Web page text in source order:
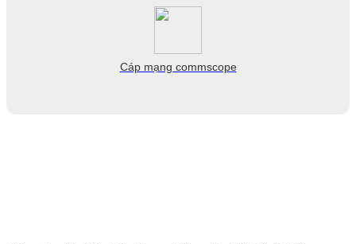
Cáp mạng commscope